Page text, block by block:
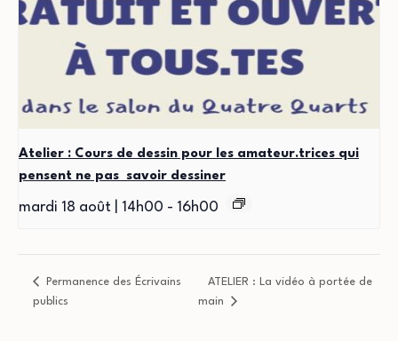
Atelier : Cours de dessin pour les amateur.trices qui
pensent ne pas savoir dessiner
mardi 18 août | 14h00 - 16h00
Permanence des Écrivains
publics
ATELIER : La vidéo à portée de
main